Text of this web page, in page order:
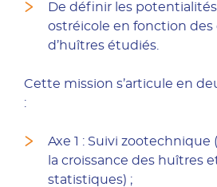
De définir les potentialités
ostréicole en fonction
d’huîtres étudiés.
Cette mission s’articule en
:
Axe 1 : Suivi zootechnique
la croissance des huîtres
statistiques) ;